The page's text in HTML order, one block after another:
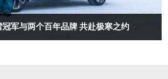
军与两个百年品牌 共赴极寒之约